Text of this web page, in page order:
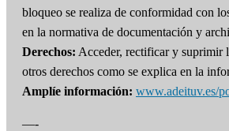
bloqueo se realiza de conformidad con
en la normativa de documentación y
Derechos: Acceder, rectificar y suprimir
otros derechos como se explica en la
Amplíe información: www.adeituv.es/
—-